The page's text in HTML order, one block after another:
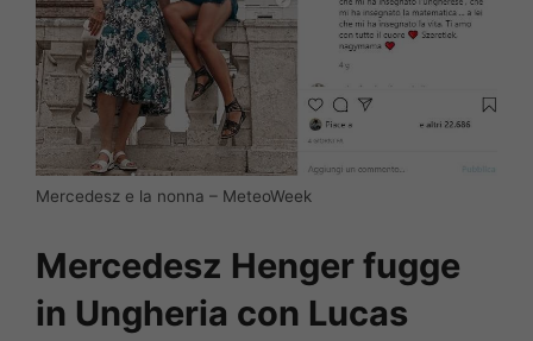
Mercedesz e la nonna – MeteoWeek
Mercedesz Henger fugge
in Ungheria con Lucas